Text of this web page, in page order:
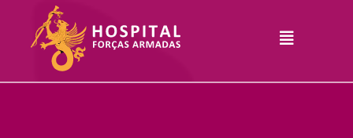
content
Toggle